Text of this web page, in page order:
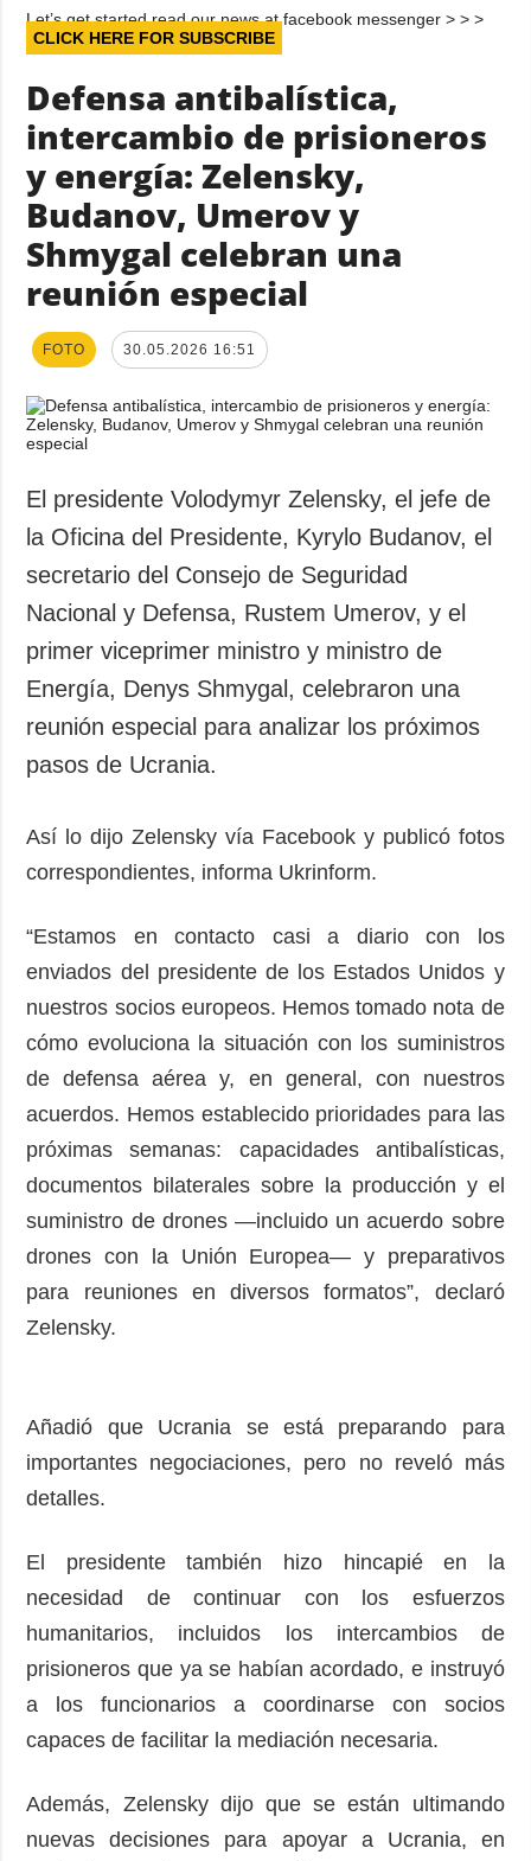
Let’s get started read our news at facebook messenger > > >
CLICK HERE FOR SUBSCRIBE
Defensa antibalística,
intercambio de prisioneros
y energía: Zelensky,
Budanov, Umerov y
Shmygal celebran una
reunión especial
FOTO 30.05.2026 16:51
El presidente Volodymyr Zelensky, el jefe de
la Oficina del Presidente, Kyrylo Budanov, el
secretario del Consejo de Seguridad
Nacional y Defensa, Rustem Umerov, y el
primer viceprimer ministro y ministro de
Energía, Denys Shmygal, celebraron una
reunión especial para analizar los próximos
pasos de Ucrania.
Así lo dijo Zelensky vía Facebook y publicó fotos
correspondientes, informa Ukrinform.
“Estamos en contacto casi a diario con los
enviados del presidente de los Estados Unidos y
nuestros socios europeos. Hemos tomado nota de
cómo evoluciona la situación con los suministros
de defensa aérea y, en general, con nuestros
acuerdos. Hemos establecido prioridades para las
próximas semanas: capacidades antibalísticas,
documentos bilaterales sobre la producción y el
suministro de drones —incluido un acuerdo sobre
drones con la Unión Europea— y preparativos
para reuniones en diversos formatos”, declaró
Zelensky.
Añadió que Ucrania se está preparando para
importantes negociaciones, pero no reveló más
detalles.
El presidente también hizo hincapié en la
necesidad de continuar con los esfuerzos
humanitarios, incluidos los intercambios de
prisioneros que ya se habían acordado, e instruyó
a los funcionarios a coordinarse con socios
capaces de facilitar la mediación necesaria.
Además, Zelensky dijo que se están ultimando
nuevas decisiones para apoyar a Ucrania, en